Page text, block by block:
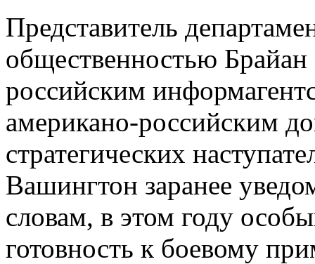
Представитель
общественностью
российским
американо-российским
стратегических
Вашингтон заранее
словам, в этом году
готовность к боевому